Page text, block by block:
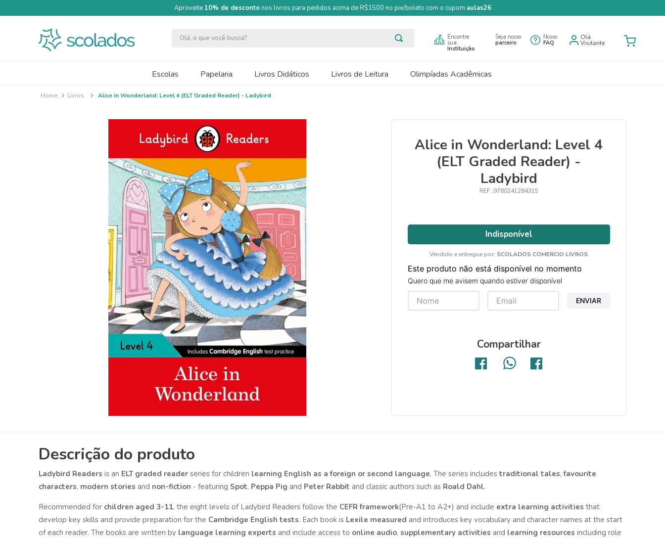
Aproveite 10% de descontonos livros para pedidos acima de R$1500 no pix/boleto com o cupom aulas26
Olá, o que você busca?
Encontre
sua
Instituição
Seja nosso
parceiro
Nosso
FAQ
Olá
Visitante
Escolas Papelaria Livros Didáticos Livros de Leitura Olimpíadas Acadêmicas
Livros Alice in Wonderland: Level 4 (ELT Graded Reader) - Ladybird
Alice in Wonderland: Level 4
(ELT Graded Reader) -
Ladybird
9780241284315
Indisponível
Vendido e entregue por: SCOLADOS COMERCIO LIVROS
Este produto não está disponível no momento
Quero que me avisem quando estiver disponível
ENVIAR
Compartilhar
Descrição do produto
Ladybird Readers is an ELT graded reader series for children learning English as a foreign or second language. The series includes traditional tales,favourite
characters, modern stories and non-fiction - featuring Spot, Peppa Pig and Peter Rabbit and classic authors such as Roald Dahl.
Recommended for children aged 3-11, the eight levels of Ladybird Readers follow the CEFR framework(Pre-A1 to A2+) and include extra learning activities that
develop key skills and provide preparation for the Cambridge English tests. Each book is Lexile measured and introduces key vocabulary and character names at the start
of each reader. The books are written by language learning experts and include access to online audio, supplementary activities and learning resources including role
quimica moderna
papel cartão fosco 240g 50x70
cartolina dupla face
tinta guache 250ml
pincel
guache
pasta catálogo